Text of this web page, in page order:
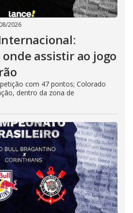
2026
onde assistir ao jogo
com 47 pontos; Colorado
dentro da zona de